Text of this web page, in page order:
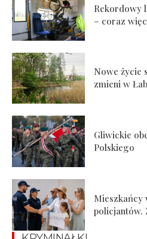
Rekordowy
– coraz
Nowe życie
zmieni w
Gliwickie
Polskiego
Mieszkańcy
policjantów.